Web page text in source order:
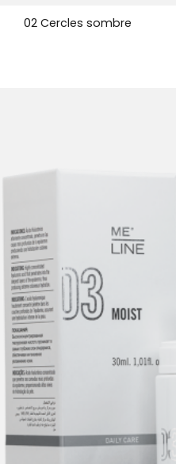
02 Cercles sombre